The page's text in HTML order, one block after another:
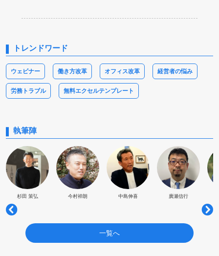
トレンドワード
ウェビナー 働き方改革 オフィス改革 経営者の悩み
労務トラブル 無料エクセルテンプレート
執筆陣
杉田 策弘 今村祥朗 中島伸喜 廣瀬信行
一覧へ